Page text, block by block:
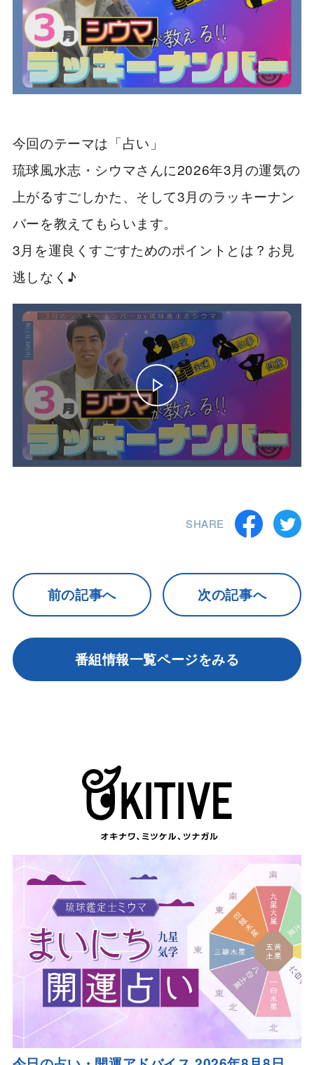
今回のテーマは「占い」
琉球風水志・シウマさんに2026年3月の運気の
上がるすごしかた、そして3月のラッキーナン
バーを教えてもらいます。
3月を運良くすごすためのポイントとは？お見
逃しなく♪
SHARE
前の記事へ 次の記事へ
番組情報一覧ページをみる